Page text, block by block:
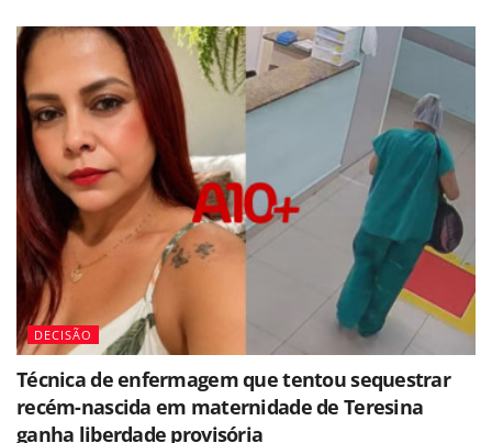
DECISÃO
Técnica de enfermagem que tentou sequestrar
recém-nascida em maternidade de Teresina
ganha liberdade provisória